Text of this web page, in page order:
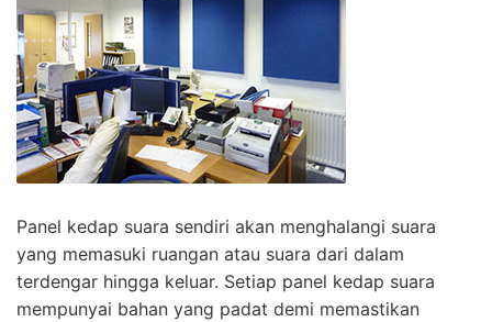
Panel kedap suara sendiri akan menghalangi suara
yang memasuki ruangan atau suara dari dalam
terdengar hingga keluar. Setiap panel kedap suara
mempunyai bahan yang padat demi memastikan